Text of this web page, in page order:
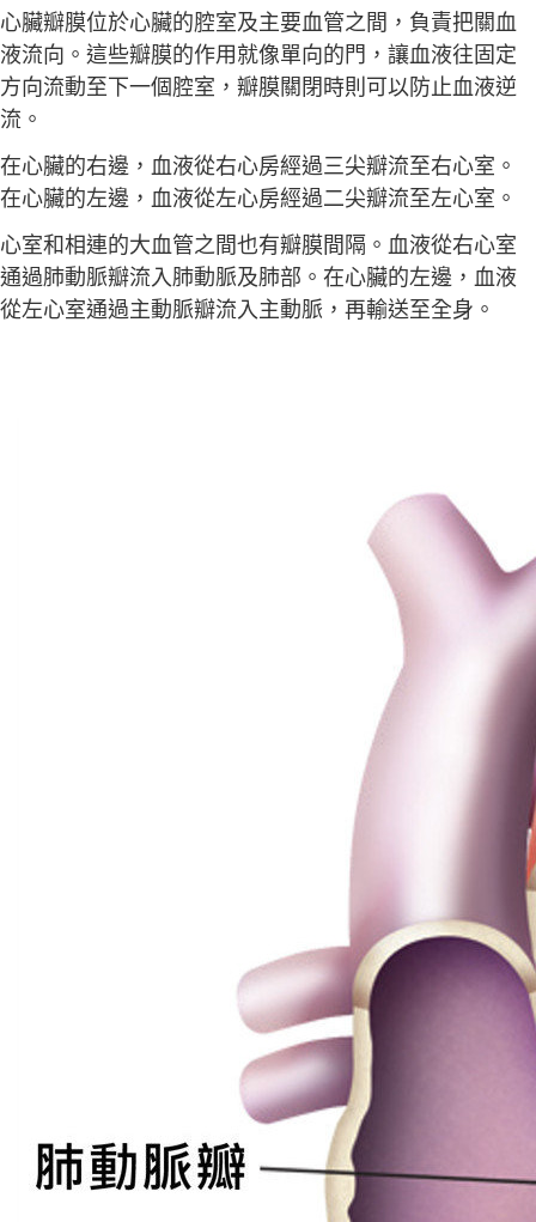
心臟瓣膜位於心臟的腔室及主要血管之間，負責把關血
液流向。這些瓣膜的作用就像單向的門，讓血液往固定
方向流動至下一個腔室，瓣膜關閉時則可以防止血液逆
流。
在心臟的右邊，血液從右心房經過三尖瓣流至右心室。
在心臟的左邊，血液從左心房經過二尖瓣流至左心室。
心室和相連的大血管之間也有瓣膜間隔。血液從右心室
通過肺動脈瓣流入肺動脈及肺部。在心臟的左邊，血液
從左心室通過主動脈瓣流入主動脈，再輸送至全身。